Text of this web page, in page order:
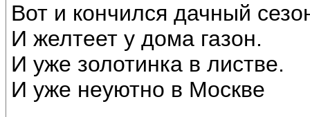
Вот и кончился дачный
И желтеет у дома газон.
И уже золотинка в листве.
И уже неуютно в Москве